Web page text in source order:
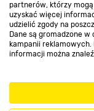
partnerów, którzy
uzyskać więcej
udzielić zgody na
Dane są gromadzone
kampanii reklamowych.
informacji można
Metody płatności
Informacje handlowe o